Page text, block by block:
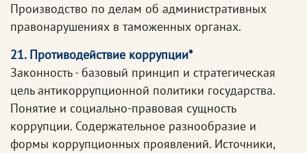
Производство по делам об административных
правонарушениях в таможенных органах.
21. Противодействие коррупции*
Законность - базовый принцип и стратегическая
цель антикоррупционной политики государства.
Понятие и социально-правовая сущность
коррупции. Содержательное разнообразие и
формы коррупционных проявлений. Источники,